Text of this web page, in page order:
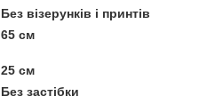
Без візерунків і принтів
65 см
25 см
Без застібки